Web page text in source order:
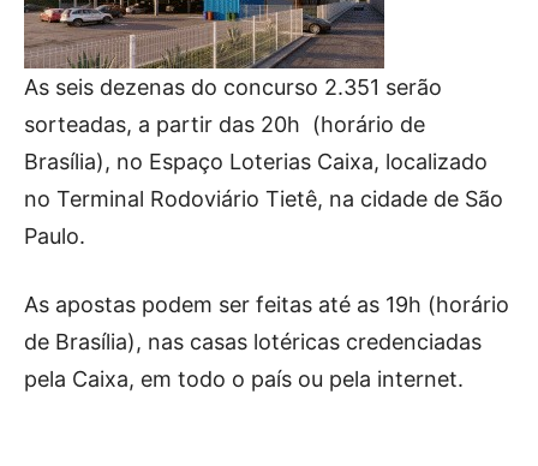
As seis dezenas do concurso 2.351 serão
sorteadas, a partir das 20h (horário de
Brasília), no Espaço Loterias Caixa, localizado
no Terminal Rodoviário Tietê, na cidade de São
Paulo.
As apostas podem ser feitas até as 19h (horário
de Brasília), nas casas lotéricas credenciadas
pela Caixa, em todo o país ou pela internet.